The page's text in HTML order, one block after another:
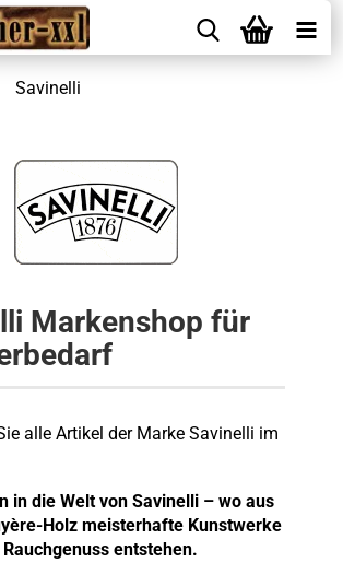
Savinelli
Markenshop für
alle Artikel der Marke Savinelli im
in die Welt von Savinelli – wo aus
Holz meisterhafte Kunstwerke
entstehen.